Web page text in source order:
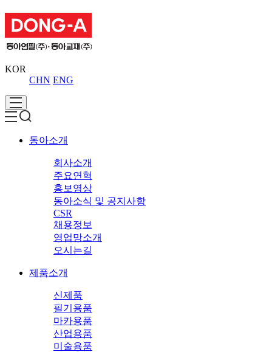
KOR
CHN ENG
동아소개
회사소개
주요연혁
홍보영상
동아소식 및 공지사항
CSR
채용정보
영업망소개
오시는길
제품소개
신제품
필기용품
마카용품
산업용품
미술용품